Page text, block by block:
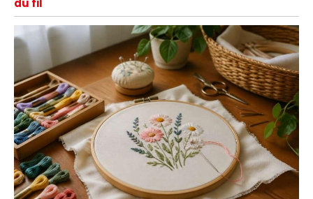
du fil